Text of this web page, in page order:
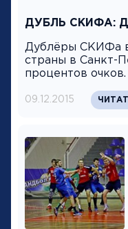
ДУБЛЬ СКИФА:
Дублёры СКИФа в
страны в Санкт-
процентов очков.
09.12.2015